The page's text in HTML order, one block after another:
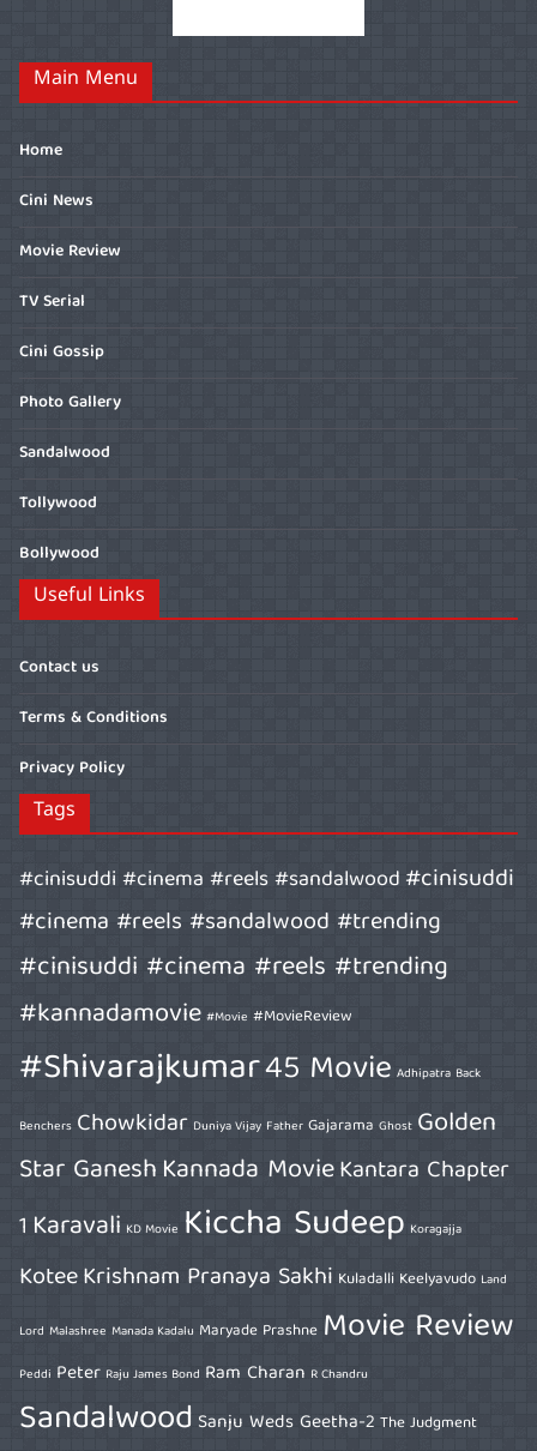
Main Menu
Home
Cini News
Movie Review
TV Serial
Cini Gossip
Photo Gallery
Sandalwood
Tollywood
Bollywood
Useful Links
Contact us
Terms & Conditions
Privacy Policy
Tags
#cinisuddi #cinema #reels #sandalwood#cinisuddi
#cinema #reels #sandalwood #trending
#cinisuddi #cinema #reels #trending
#kannadamovie #Movie #MovieReview
#Shivarajkumar45 Movie Adhipatra Back
Benchers Chowkidar Duniya Vijay Father Gajarama Ghost Golden
Star GaneshKannada MovieKantara Chapter
1 Karavali KD Movie Kiccha Sudeep Koragajja
KoteeKrishnam Pranaya Sakhi Kuladalli Keelyavudo Land
Lord Malashree Manada Kadalu Maryade Prashne Movie Review
Peddi Peter Raju James Bond Ram Charan R Chandru
Sandalwood Sanju Weds Geetha-2 The Judgment